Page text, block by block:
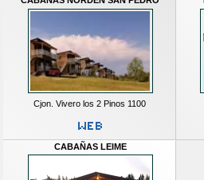
Cjon. Vivero los 2 Pinos 1100
CABAÑAS LEIME